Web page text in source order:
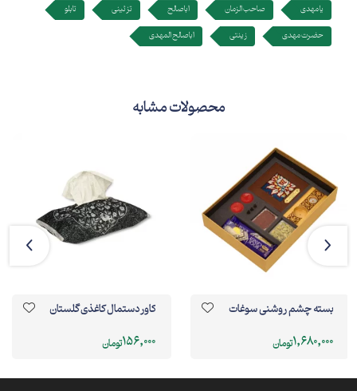
یا مهدی
صاحب الزمان اباصالح تزئینی
تابلو
حضرت مهدی
زینتی اباصالح المهدی
محصولات مشابه
بسته چشم روشنی سوغات
1,680,000تومان
کاور دستمال کاغذی گلستان
156,000تومان